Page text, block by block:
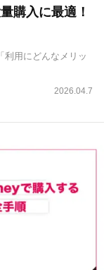
購入に最適！
利用にどんなメリッ
2026.04.7